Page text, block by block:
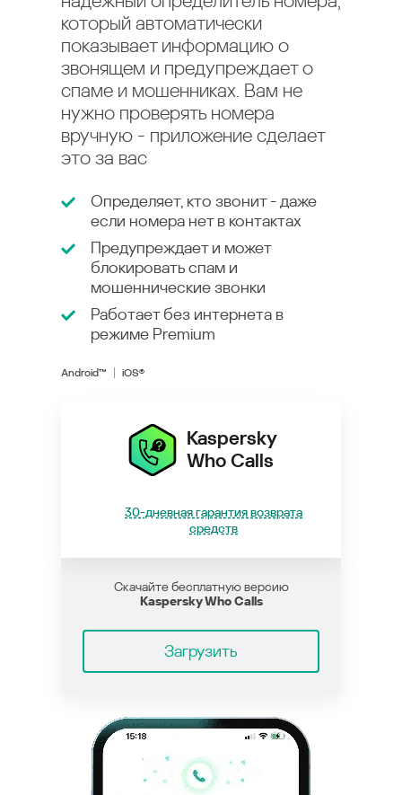
который автоматически
показывает информацию о
звонящем и предупреждает о
спаме и мошенниках. Вам не
нужно проверять номера
вручную - приложение сделает
это за вас
Определяет, кто звонит - даже
если номера нет в контактах
Предупреждает и может
блокировать спам и
мошеннические звонки
Работает без интернета в
режиме Premium
Android™ iOS®
Kaspersky
Who Calls
30-дневная гарантия возврата
средств
Скачайте бесплатную версию
Kaspersky Who Calls
Загрузить